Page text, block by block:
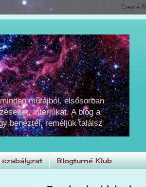
műfajból, elsősorban
interjúkat. A blog a
benéztél, reméljük találsz
szabályzat Blogturné Klub